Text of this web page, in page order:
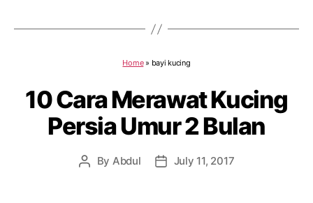
Home» bayi kucing
10 Cara Merawat Kucing
Persia Umur 2 Bulan
Post
By Abdul
PostJuly 11, 2017